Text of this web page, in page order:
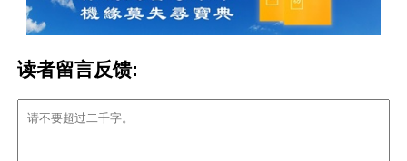
读者留言反馈: